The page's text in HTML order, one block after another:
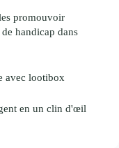
promouvoir
handicap dans
avec lootibox
en un clin d'œil